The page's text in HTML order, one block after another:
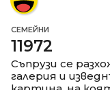
СЕМЕЙНИ
11972
Съпрузи се
галерия и